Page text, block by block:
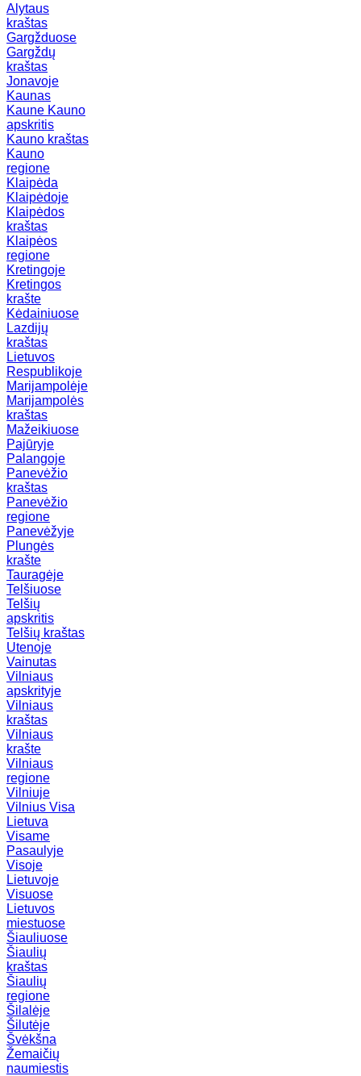
Alytaus
kraštas
Gargžduose
Gargždų
kraštas
Jonavoje
Kaunas
Kaune Kauno
apskritis
Kauno kraštas
Kauno
regione
Klaipėda
Klaipėdoje
Klaipėdos
kraštas
Klaipėos
regione
Kretingoje
Kretingos
krašte
Kėdainiuose
Lazdijų
kraštas
Lietuvos
Respublikoje
Marijampolėje
Marijampolės
kraštas
Mažeikiuose
Pajūryje
Palangoje
Panevėžio
kraštas
Panevėžio
regione
Panevėžyje
Plungės
krašte
Tauragėje
Telšiuose
Telšių
apskritis
Telšių kraštas
Utenoje
Vainutas
Vilniaus
apskrityje
Vilniaus
kraštas
Vilniaus
krašte
Vilniaus
regione
Vilniuje
Vilnius Visa
Lietuva
Visame
Pasaulyje
Visoje
Lietuvoje
Visuose
Lietuvos
miestuose
Šiauliuose
Šiaulių
kraštas
Šiaulių
regione
Šilalėje
Šilutėje
Švėkšna
Žemaičių
naumiestis